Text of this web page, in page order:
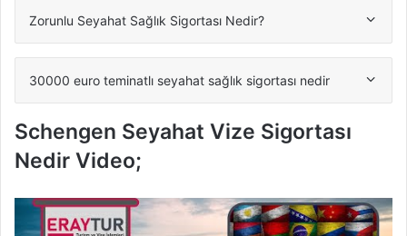
Zorunlu Seyahat Sağlık Sigortası Nedir?
30000 euro teminatlı seyahat sağlık sigortası nedir
Schengen Seyahat Vize Sigortası
Nedir Video;